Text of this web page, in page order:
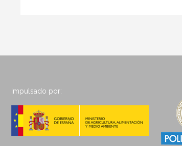
Impulsado por: